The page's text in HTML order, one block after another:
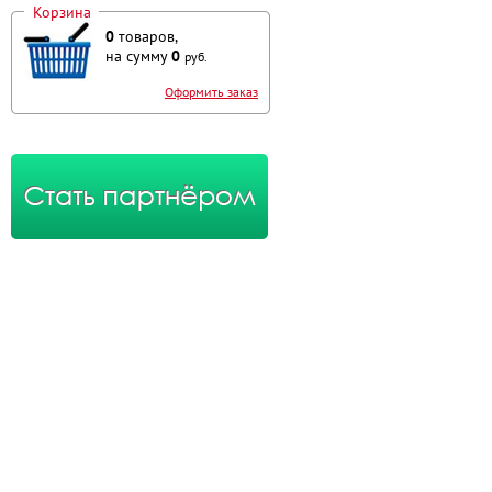
Корзина
0 товаров,
на сумму0 руб.
Оформить заказ